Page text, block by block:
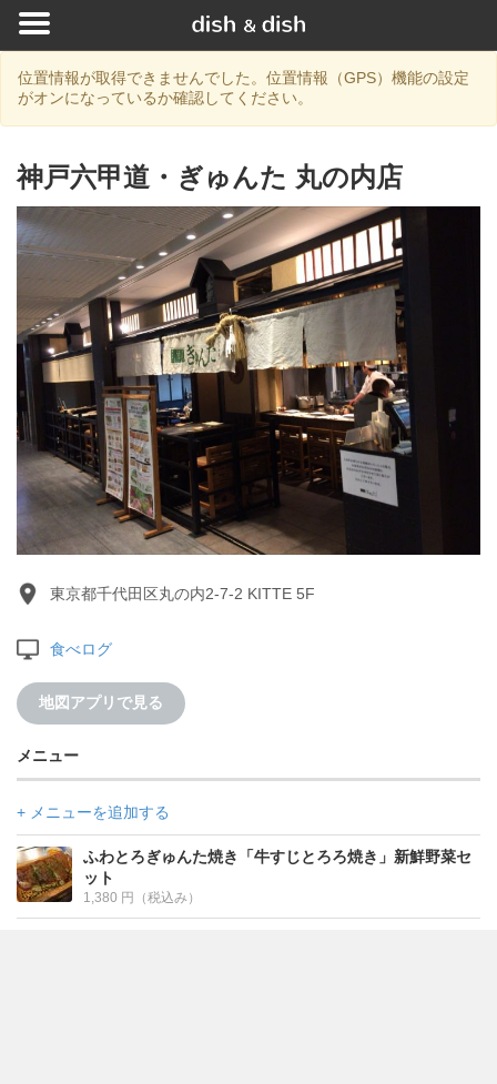
位置情報が取得できませんでした。位置情報（GPS）機能の設定
がオンになっているか確認してください。
神戸六甲道・ぎゅんた 丸の内店
東京都千代田区丸の内2-7-2 KITTE 5F
食べログ
地図アプリで見る
メニュー
+ メニューを追加する
ふわとろぎゅんた焼き「牛すじとろろ焼き」新鮮野菜セ
ット
1,380 円（税込み）